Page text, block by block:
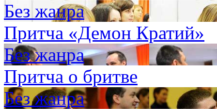
Без жанра
Притча «Демон Кратий»
Без жанра
Притча о бритве
Без жанра